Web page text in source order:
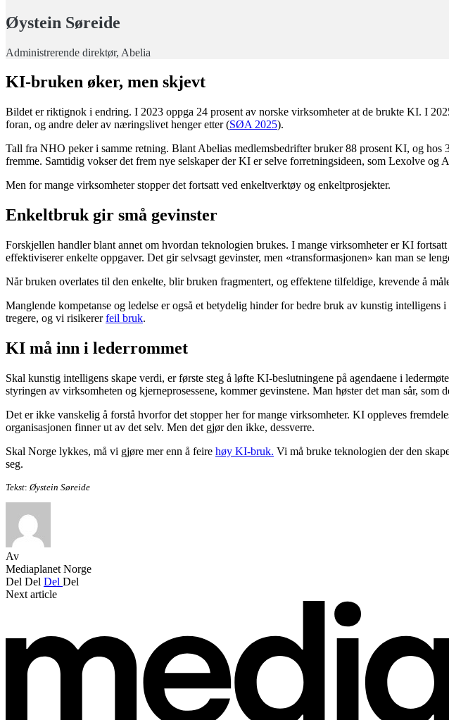
Øystein Søreide
Administrerende direktør, Abelia
KI-bruken øker, men skjevt
Bildet er riktignok i endring. I 2023 oppga 24 prosent av norske virksomheter at de brukte KI. I
foran, og andre deler av næringslivet henger etter (SØA 2025).
Tall fra NHO peker i samme retning. Blant Abelias medlemsbedrifter bruker 88 prosent KI, og hos
fremme. Samtidig vokser det frem nye selskaper der KI er selve forretningsideen, som Lexolve og
Men for mange virksomheter stopper det fortsatt ved enkeltverktøy og enkeltprosjekter.
Enkeltbruk gir små gevinster
Forskjellen handler blant annet om hvordan teknologien brukes. I mange virksomheter er KI
effektiviserer enkelte oppgaver. Det gir selvsagt gevinster, men «transformasjonen» kan man se
Når bruken overlates til den enkelte, blir bruken fragmentert, og effektene tilfeldige, krevende å
Manglende kompetanse og ledelse er også et betydelig hinder for bedre bruk av kunstig
tregere, og vi risikererfeil bruk.
KI må inn i lederrommet
Skal kunstig intelligens skape verdi, er første steg å løfte KI-beslutningene på agendaene i
styringen av virksomheten og kjerneprosessene, kommer gevinstene. Man høster det man sår, som
Det er ikke vanskelig å forstå hvorfor det stopper her for mange virksomheter. KI oppleves
organisasjonen finner ut av det selv. Men det gjør den ikke, dessverre.
Skal Norge lykkes, må vi gjøre mer enn å feire høy KI-bruk. Vi må bruke teknologien der den
seg.
Tekst: Øystein Søreide
Av
Mediaplanet Norge
Del Del Del Del
Next article